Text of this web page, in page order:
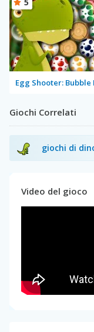
Giochi Correlati
giochi di
Video del gioco